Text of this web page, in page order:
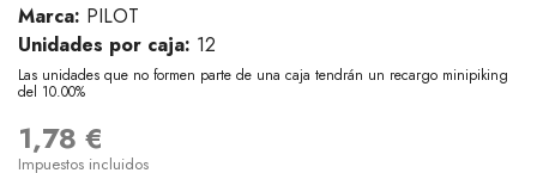
Marca: PILOT
Unidades por caja: 12
Las unidades que no formen parte de una caja tendrán un recargo minipiking
del 10.00%
1,78 €
Impuestos incluidos